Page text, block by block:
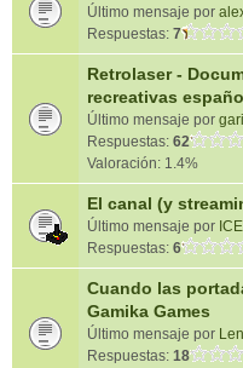
Último mensaje por
Respuestas: 7
Retrolaser -
recreativas
Último mensaje por
Respuestas: 62
Valoración: 1.4%
El canal (y
Último mensaje por
Respuestas: 6
Cuando las
Gamika Games
Último mensaje por
Respuestas: 18